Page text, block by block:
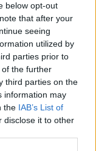
below opt-out
that after your
seeing
utilized by
parties prior to
the further
third parties on the
information may
the IAB’s List of
disclose it to other
– Πάνω